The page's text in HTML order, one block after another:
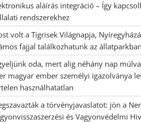
aláírás integráció – Így
rendszerekhez
volt a Tigrisek Világnapja,
fajjal találkozhatunk az állatparkban
oda, mert alig néhány nap
magyar ember személyi igazolványa
használhatatlan
a törvényjavaslatot: jön a
és Vagyonvédelmi